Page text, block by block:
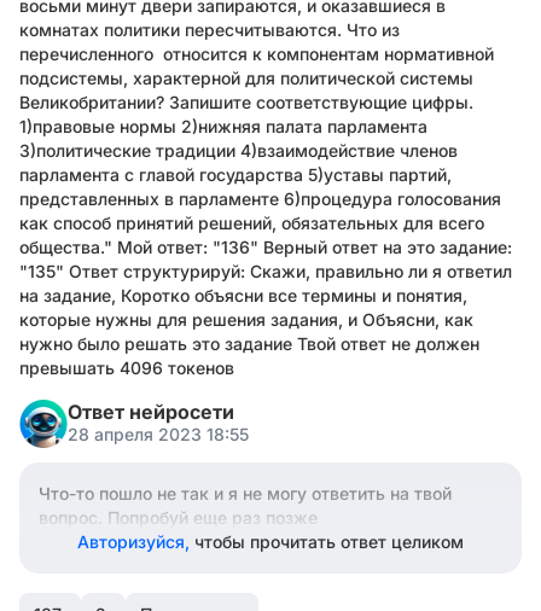
восьми минут двери запираются, и оказавшиеся в
комнатах политики пересчитываются. Что из
перечисленного относится к компонентам нормативной
подсистемы, характерной для политической системы
Великобритании? Запишите соответствующие цифры.
1)правовые нормы 2)нижняя палата парламента
3)политические традиции 4)взаимодействие членов
парламента с главой государства 5)уставы партий,
представленных в парламенте 6)процедура голосования
как способ принятий решений, обязательных для всего
общества." Мой ответ: "136" Верный ответ на это задание:
"135" Ответ структурируй: Скажи, правильно ли я ответил
на задание, Коротко объясни все термины и понятия,
которые нужны для решения задания, и Объясни, как
нужно было решать это задание Твой ответ не должен
превышать 4096 токенов
Ответ нейросети
28 апреля 2023 18:55
Что-то пошло не так и я не могу ответить на твой
вопрос. Попробуй еще раз позже
Авторизуйся, чтобы прочитать ответ целиком